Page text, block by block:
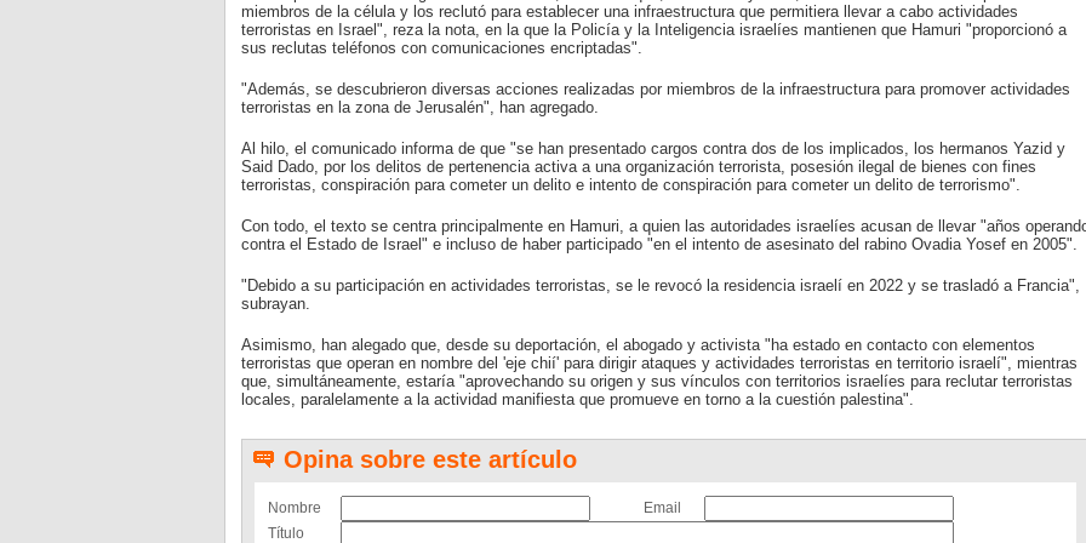
miembros de la célula y los reclutó para establecer una infraestructura que permitiera llevar a cabo actividades
terroristas en Israel", reza la nota, en la que la Policía y la Inteligencia israelíes mantienen que Hamuri "proporcionó a
sus reclutas teléfonos con comunicaciones encriptadas".
"Además, se descubrieron diversas acciones realizadas por miembros de la infraestructura para promover actividades
terroristas en la zona de Jerusalén", han agregado.
Al hilo, el comunicado informa de que "se han presentado cargos contra dos de los implicados, los hermanos Yazid y
Said Dado, por los delitos de pertenencia activa a una organización terrorista, posesión ilegal de bienes con fines
terroristas, conspiración para cometer un delito e intento de conspiración para cometer un delito de terrorismo".
Con todo, el texto se centra principalmente en Hamuri, a quien las autoridades israelíes acusan de llevar "años
contra el Estado de Israel" e incluso de haber participado "en el intento de asesinato del rabino Ovadia Yosef en 2005".
"Debido a su participación en actividades terroristas, se le revocó la residencia israelí en 2022 y se trasladó a Francia",
subrayan.
Asimismo, han alegado que, desde su deportación, el abogado y activista "ha estado en contacto con elementos
terroristas que operan en nombre del 'eje chií' para dirigir ataques y actividades terroristas en territorio israelí", mientras
que, simultáneamente, estaría "aprovechando su origen y sus vínculos con territorios israelíes para reclutar terroristas
locales, paralelamente a la actividad manifiesta que promueve en torno a la cuestión palestina".
Opina sobre este artículo
Nombre
Email
Título